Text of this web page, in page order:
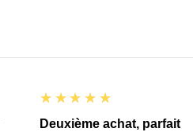
5
★★★★★
Deuxième achat, parfait